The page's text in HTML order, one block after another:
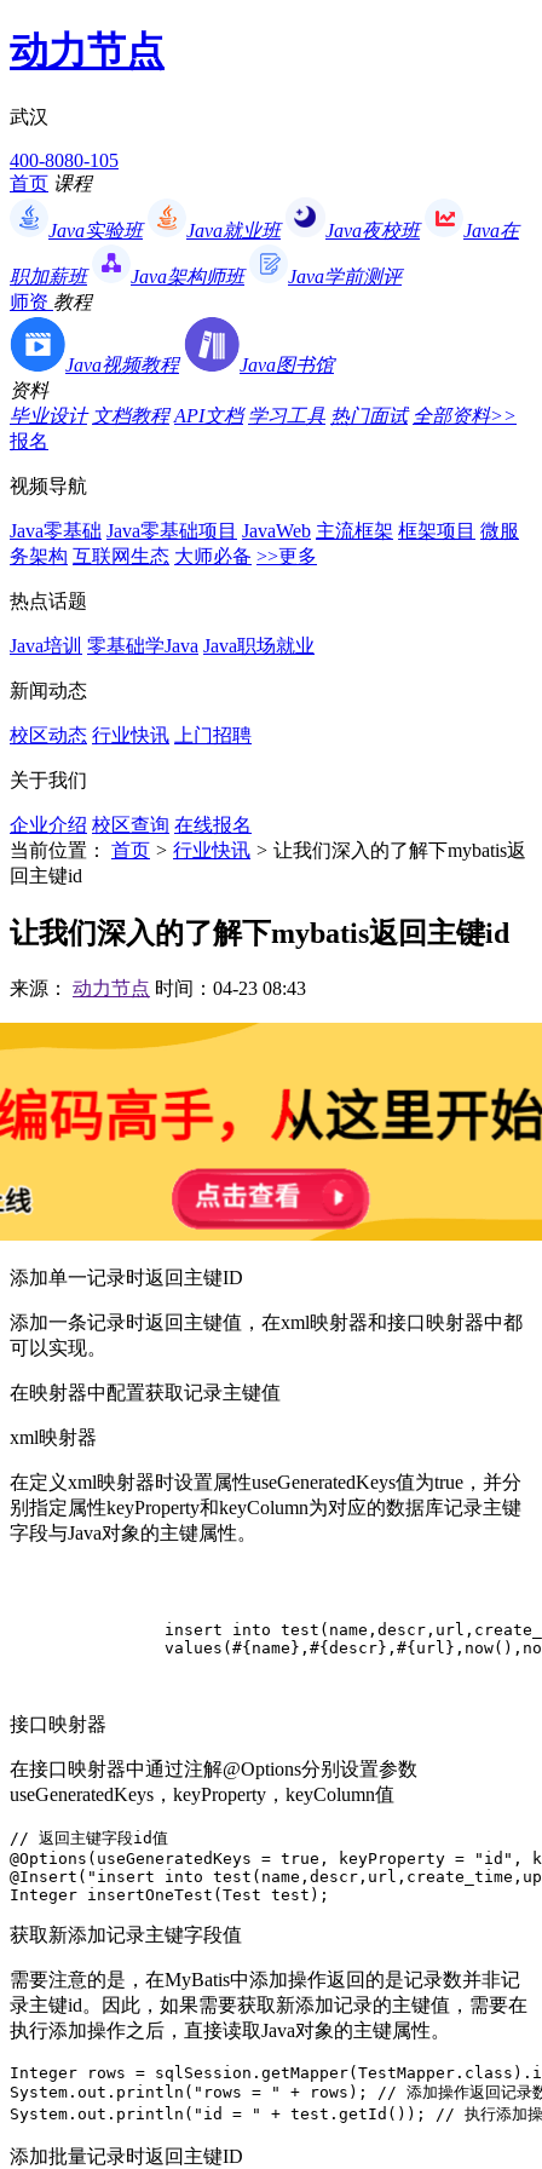
动力节点
武汉
400-8080-105
首页 课程
Java实验班 Java就业班 Java夜校班 Java在
职加薪班 Java架构师班
Java学前测评
师资 教程
Java视频教程
Java图书馆
资料
毕业设计 文档教程 API文档 学习工具 热门面试 全部资料>>
报名
视频导航
Java零基础 Java零基础项目 JavaWeb 主流框架 框架项目 微服
务架构 互联网生态 大师必备 >>更多
热点话题
Java培训 零基础学Java Java职场就业
新闻动态
校区动态 行业快讯 上门招聘
关于我们
企业介绍 校区查询 在线报名
当前位置：
首页 > 行业快讯 > 让我们深入的了解下mybatis返
回主键id
让我们深入的了解下mybatis返回主键id
来源： 动力节点 时间：04-23 08:43
添加单一记录时返回主键ID
添加一条记录时返回主键值，在xml映射器和接口映射器中都
可以实现。
在映射器中配置获取记录主键值
xml映射器
在定义xml映射器时设置属性useGeneratedKeys值为true，并分
别指定属性keyProperty和keyColumn为对应的数据库记录主键
字段与Java对象的主键属性。
接口映射器
在接口映射器中通过注解@Options分别设置参数
useGeneratedKeys，keyProperty，keyColumn值
// 返回主键字段id值
@Options(useGeneratedKeys = true, keyProperty = "id",
@Insert("insert into
获取新添加记录主键字段值
需要注意的是，在MyBatis中添加操作返回的是记录数并非记
录主键id。因此，如果需要获取新添加记录的主键值，需要在
执行添加操作之后，直接读取Java对象的主键属性。
Integer rows =
System.out.println("rows = " + rows); // 添加操作返回记录
添加批量记录时返回主键ID